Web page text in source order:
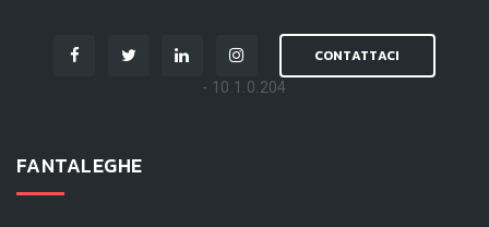
CONTATTACI
- 10.1.0.204
FANTALEGHE